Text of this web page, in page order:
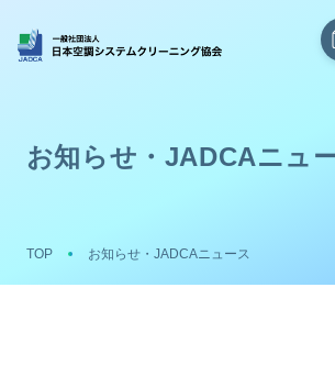
TOP お知らせ・JADCAニュース
お知らせ・JADCAニュ